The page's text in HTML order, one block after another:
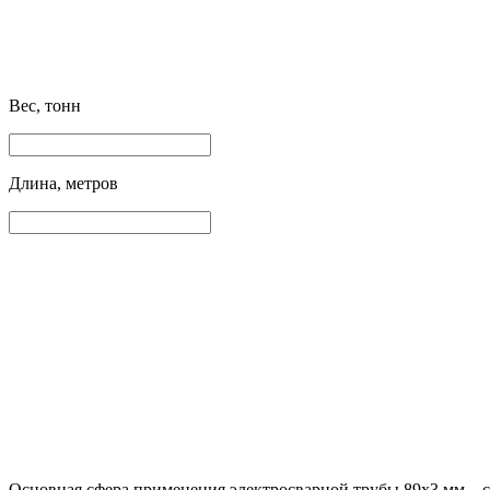
Вес, тонн
Длина, метров